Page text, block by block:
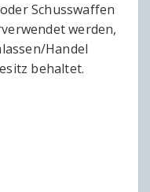
Schusswaffen
werden,
Handel
behaltet.